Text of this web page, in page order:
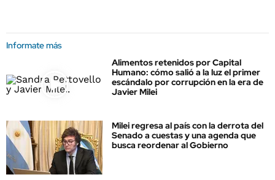
Informate más
Alimentos retenidos por Capital
Humano: cómo salió a la luz el primer
escándalo por corrupción en la era de
Javier Milei
Milei regresa al país con la derrota del
Senado a cuestas y una agenda que
busca reordenar al Gobierno